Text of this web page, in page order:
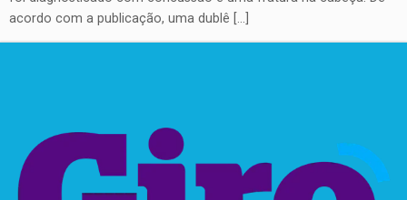
acordo com a publicação, uma dublê […]